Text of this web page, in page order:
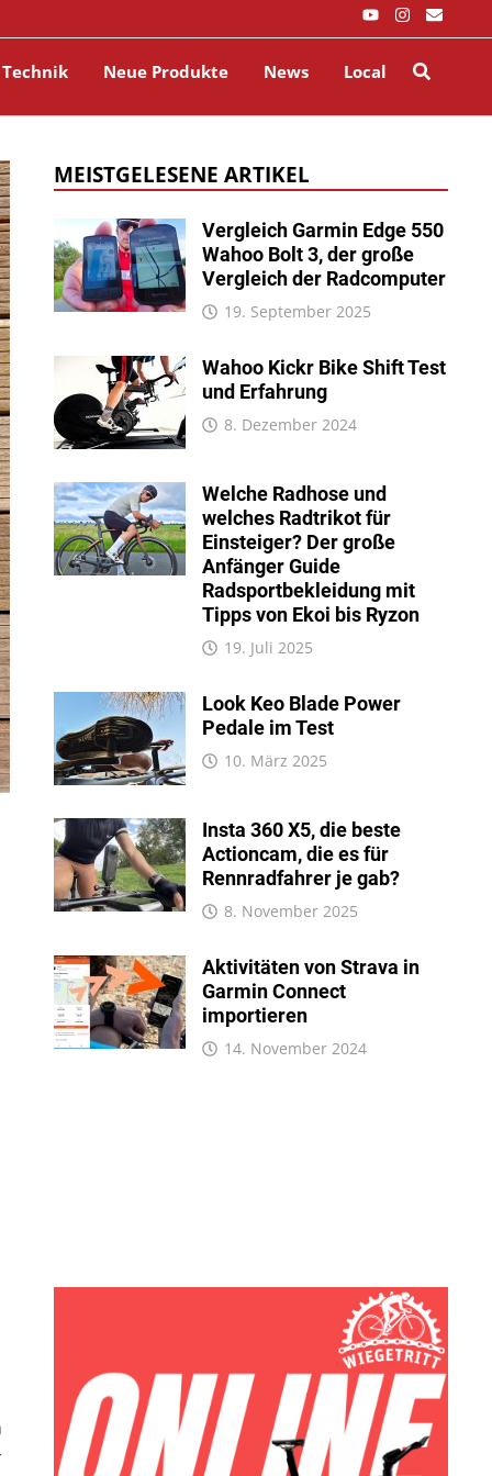
Neue Produkte News Local
MEISTGELESENE ARTIKEL
Vergleich Garmin Edge 550
Wahoo Bolt 3, der große
Vergleich der Radcomputer
19. September 2025
Wahoo Kickr Bike Shift Test
und Erfahrung
8. Dezember 2024
Welche Radhose und
welches Radtrikot für
Einsteiger? Der große
Anfänger Guide
Radsportbekleidung mit
Tipps von Ekoi bis Ryzon
19. Juli 2025
Look Keo Blade Power
Pedale im Test
10. März 2025
Insta 360 X5, die beste
Actioncam, die es für
Rennradfahrer je gab?
8. November 2025
Aktivitäten von Strava in
Garmin Connect
importieren
14. November 2024